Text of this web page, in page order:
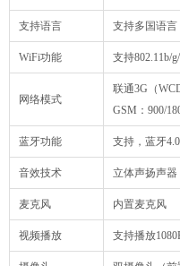
支持语言 支持多国语言
WiFi功能 支持802.11b/
网络模式
联通3G（
GSM：900/
蓝牙功能 支持，蓝牙
音效技术 立体声扬声器
麦克风 内置麦克风
视频播放 支持播放